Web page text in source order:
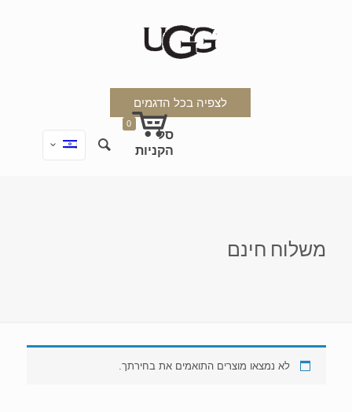
לצפיה בכל הדגמים
0
משלוח חינם
לא נמצאו מוצרים התואמים את בחירתך.